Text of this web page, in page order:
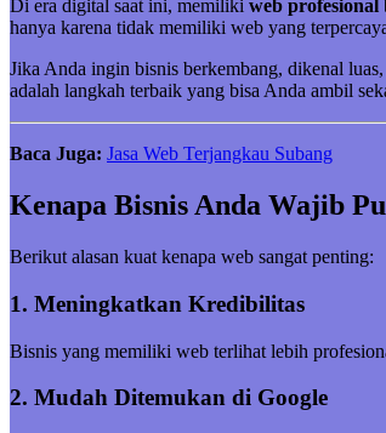
Di era digital saat ini, memiliki web profesional
hanya karena tidak memiliki web yang
Jika Anda ingin bisnis berkembang, dikenal
adalah langkah terbaik yang bisa Anda ambil
Baca Juga: Jasa Web Terjangkau Subang
Kenapa Bisnis Anda Wajib
Berikut alasan kuat kenapa web sangat penting:
1. Meningkatkan Kredibilitas
Bisnis yang memiliki web terlihat lebih
2. Mudah Ditemukan di Google